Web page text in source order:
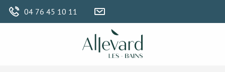
Aller
04 76 45 10 11